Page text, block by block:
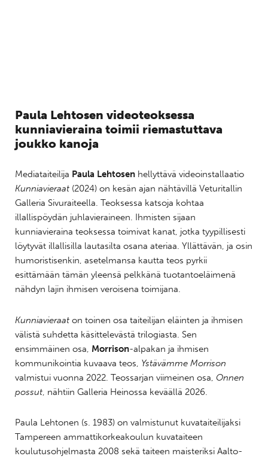
Paula Lehtosen videoteoksessa
kunniavieraina toimii riemastuttava
joukko kanoja
Mediataiteilija Paula Lehtosen hellyttävä videoinstallaatio
Kunniavieraat (2024) on kesän ajan nähtävillä Veturitallin
Galleria Sivuraiteella. Teoksessa katsoja kohtaa
illallispöydän juhlavieraineen. Ihmisten sijaan
kunniavieraina teoksessa toimivat kanat, jotka tyypillisesti
löytyvät illallisilla lautasilta osana ateriaa. Yllättävän, ja osin
humoristisenkin, asetelmansa kautta teos pyrkii
esittämään tämän yleensä pelkkänä tuotantoeläimenä
nähdyn lajin ihmisen veroisena toimijana.
Kunniavieraat on toinen osa taiteilijan eläinten ja ihmisen
välistä suhdetta käsittelevästä trilogiasta. Sen
ensimmäinen osa, Morrison-alpakan ja ihmisen
kommunikointia kuvaava teos, Ystävämme Morrison
valmistui vuonna 2022. Teossarjan viimeinen osa, Onnen
possut, nähtiin Galleria Heinossa keväällä 2026.
Paula Lehtonen (s. 1983) on valmistunut kuvataiteilijaksi
Tampereen ammattikorkeakoulun kuvataiteen
koulutusohjelmasta 2008 sekä taiteen maisteriksi Aalto-